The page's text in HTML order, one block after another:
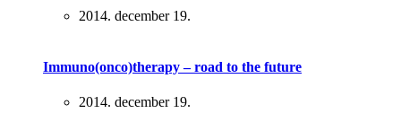
2014. december 19.
Immuno(onco)therapy – road to the future
2014. december 19.